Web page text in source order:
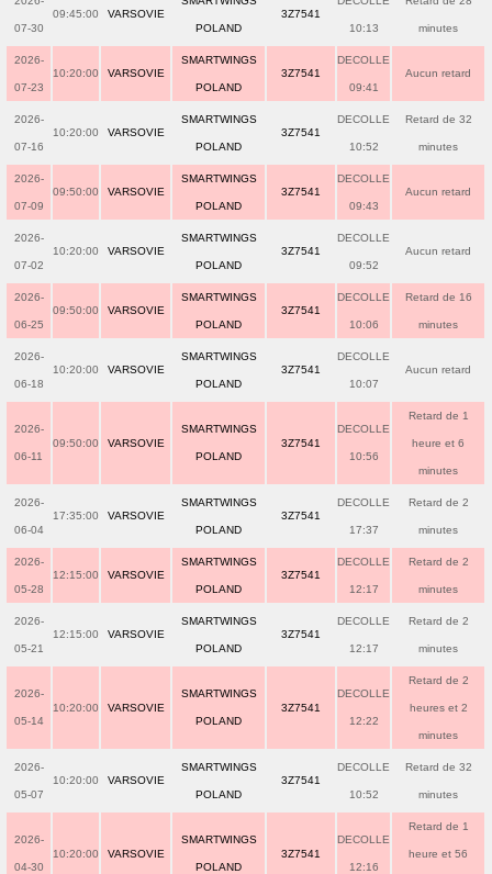
07-30
09:45:00 VARSOVIE
POLAND
3Z7541
10:13 minutes
2026-
07-23
10:20:00 VARSOVIE
SMARTWINGS
POLAND
3Z7541
DECOLLE
09:41
Aucun retard
2026-
07-16
10:20:00 VARSOVIE
SMARTWINGS
POLAND
3Z7541
DECOLLE
10:52
Retard de 32
minutes
2026-
07-09
09:50:00 VARSOVIE
SMARTWINGS
POLAND
3Z7541
DECOLLE
09:43
Aucun retard
2026-
07-02
10:20:00 VARSOVIE
SMARTWINGS
POLAND
3Z7541
DECOLLE
09:52
Aucun retard
2026-
06-25
09:50:00 VARSOVIE
SMARTWINGS
POLAND
3Z7541
DECOLLE
10:06
Retard de 16
minutes
2026-
06-18
10:20:00 VARSOVIE
SMARTWINGS
POLAND
3Z7541
DECOLLE
10:07
Aucun retard
2026-
06-11
09:50:00 VARSOVIE
SMARTWINGS
POLAND
3Z7541
DECOLLE
10:56
Retard de 1
heure et 6
minutes
2026-
06-04
17:35:00 VARSOVIE
SMARTWINGS
POLAND
3Z7541
DECOLLE
17:37
Retard de 2
minutes
2026-
05-28
12:15:00 VARSOVIE
SMARTWINGS
POLAND
3Z7541
DECOLLE
12:17
Retard de 2
minutes
2026-
05-21
12:15:00 VARSOVIE
SMARTWINGS
POLAND
3Z7541
DECOLLE
12:17
Retard de 2
minutes
2026-
05-14
10:20:00 VARSOVIE
SMARTWINGS
POLAND
3Z7541
DECOLLE
12:22
Retard de 2
heures et 2
minutes
2026-
05-07
10:20:00 VARSOVIE
SMARTWINGS
POLAND
3Z7541
DECOLLE
10:52
Retard de 32
minutes
2026-
04-30
10:20:00 VARSOVIE
SMARTWINGS
POLAND
3Z7541
DECOLLE
12:16
Retard de 1
heure et 56